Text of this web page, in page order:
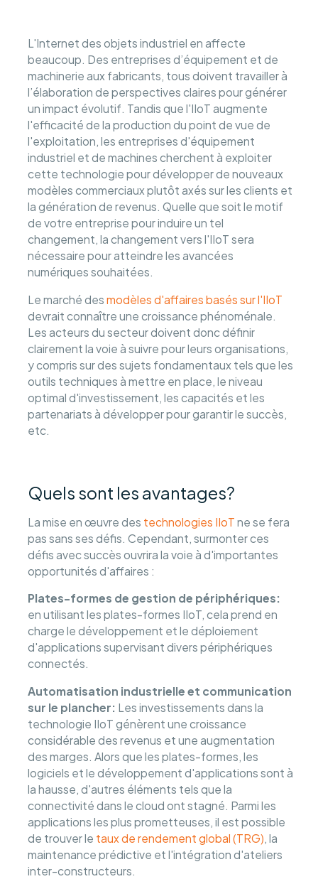
L'Internet des objets industriel en affecte
beaucoup. Des entreprises d’équipement et de
machinerie aux fabricants, tous doivent travailler à
l’élaboration de perspectives claires pour générer
un impact évolutif. Tandis que l'IIoT augmente
l'efficacité de la production du point de vue de
l'exploitation, les entreprises d'équipement
industriel et de machines cherchent à exploiter
cette technologie pour développer de nouveaux
modèles commerciaux plutôt axés sur les clients et
la génération de revenus. Quelle que soit le motif
de votre entreprise pour induire un tel
changement, la changement vers l'IIoT sera
nécessaire pour atteindre les avancées
numériques souhaitées.
Le marché desmodèles d'affaires basés sur l'IIoT
devrait connaître une croissance phénoménale.
Les acteurs du secteur doivent donc définir
clairement la voie à suivre pour leurs organisations,
y compris sur des sujets fondamentaux tels que les
outils techniques à mettre en place, le niveau
optimal d'investissement, les capacités et les
partenariats à développer pour garantir le succès,
etc.
Quels sont les avantages?
La mise en œuvre des technologies IIoT ne se fera
pas sans ses défis. Cependant, surmonter ces
défis avec succès ouvrira la voie à d'importantes
opportunités d'affaires :
Plates-formes de gestion de périphériques:
en utilisant les plates-formes IIoT, cela prend en
charge le développement et le déploiement
d'applications supervisant divers périphériques
connectés.
Automatisation industrielle et communication
sur le plancher: Les investissements dans la
technologie IIoT génèrent une croissance
considérable des revenus et une augmentation
des marges. Alors que les plates-formes, les
logiciels et le développement d'applications sont à
la hausse, d'autres éléments tels que la
connectivité dans le cloud ont stagné. Parmi les
applications les plus prometteuses, il est possible
de trouver le taux de rendement global (TRG), la
maintenance prédictive et l'intégration d'ateliers
inter-constructeurs.